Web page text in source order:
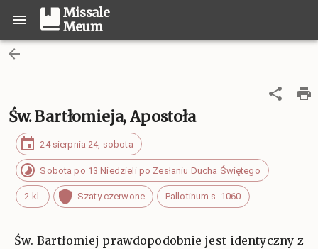
Missale
Meum
Św. Bartłomieja, Apostoła
24 sierpnia 24, sobota
Sobota po 13 Niedzieli po Zesłaniu Ducha Świętego
2 kl. Szaty czerwone Pallotinum s. 1060
Św. Bartłomiej prawdopodobnie jest identyczny z